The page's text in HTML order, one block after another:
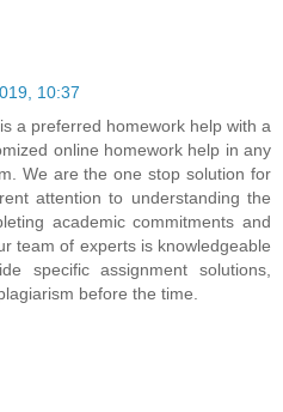
10:37
a preferred homework help with a
online homework help in any
We are the one stop solution for
attention to understanding the
academic commitments and
team of experts is knowledgeable
specific assignment solutions,
before the time.